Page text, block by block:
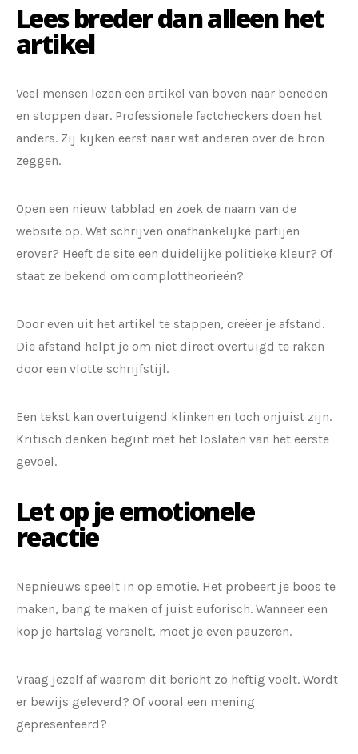
Lees breder dan alleen het
artikel
Veel mensen lezen een artikel van boven naar beneden
en stoppen daar. Professionele factcheckers doen het
anders. Zij kijken eerst naar wat anderen over de bron
zeggen.
Open een nieuw tabblad en zoek de naam van de
website op. Wat schrijven onafhankelijke partijen
erover? Heeft de site een duidelijke politieke kleur? Of
staat ze bekend om complottheorieën?
Door even uit het artikel te stappen, creëer je afstand.
Die afstand helpt je om niet direct overtuigd te raken
door een vlotte schrijfstijl.
Een tekst kan overtuigend klinken en toch onjuist zijn.
Kritisch denken begint met het loslaten van het eerste
gevoel.
Let op je emotionele
reactie
Nepnieuws speelt in op emotie. Het probeert je boos te
maken, bang te maken of juist euforisch. Wanneer een
kop je hartslag versnelt, moet je even pauzeren.
Vraag jezelf af waarom dit bericht zo heftig voelt. Wordt
er bewijs geleverd? Of vooral een mening
gepresenteerd?